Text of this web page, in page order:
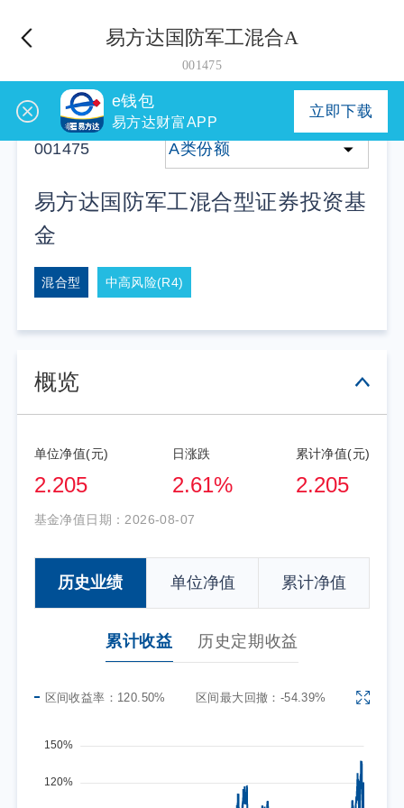
易方达国防军工混合A
001475
001475 A类份额
易方达国防军工混合型证券投资基
金
混合型 中高风险(R4)
概览
单位净值(元)
2.205
日涨跌
2.61%
累计净值(元)
2.205
基金净值日期： 2026-08-07
历史业绩 单位净值 累计净值
累计收益 历史定期收益
区间收益率： 120.50% 区间最大回撤： -54.39%
e钱包
易方达财富APP
立即下载